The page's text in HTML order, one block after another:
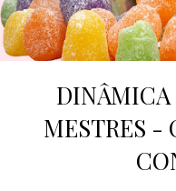
DINÂMICA
MESTRES -